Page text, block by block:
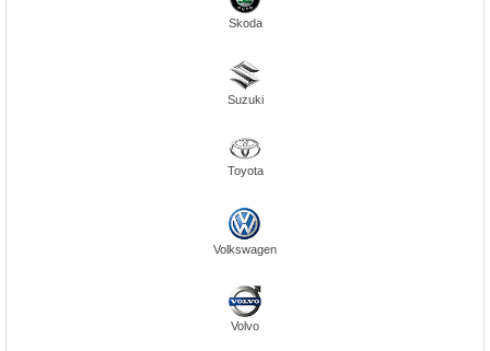
Skoda
Suzuki
Toyota
Volkswagen
Volvo